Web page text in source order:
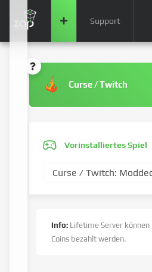
Support
Curse / Twitch
Vorinstalliertes Spiel
Info: Lifetime Server können
Coins bezahlt werden.